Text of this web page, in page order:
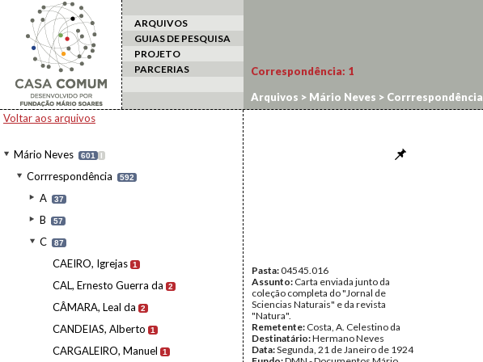
ARQUIVOS
GUIAS DE PESQUISA
PROJETO
PARCERIAS
Voltar aos arquivos
Mário Neves 601 I
Corrrespondência 592
A 37
B 57
C 87
CAEIRO, Igrejas 1
CAL, Ernesto Guerra da 2
CÂMARA, Leal da 2
CANDEIAS, Alberto 1
CARGALEIRO, Manuel 1
Correspondência: 1
Arquivos > Mário Neves > Corrrespondência
Pasta:04545.016
Assunto: Carta enviada junto da
coleção completa do "Jornal de
Sciencias Naturais" e da revista
"Natura".
Remetente: Costa, A. Celestino da
Destinatário:Hermano Neves
Data:Segunda, 21 de Janeiro de 1924